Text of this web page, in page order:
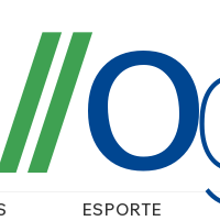
ESPORTE
//O